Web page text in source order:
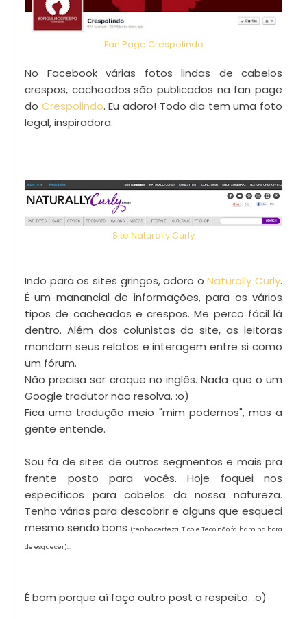
Fan Page Crespolindo
No Facebook várias fotos lindas de cabelos
crespos, cacheados são publicados na fan page
do Crespolindo. Eu adoro! Todo dia tem uma foto
legal, inspiradora.
Site Naturally Curly
Indo para os sites gringos, adoro oNaturally Curly.
É um manancial de informações, para os vários
tipos de cacheados e crespos. Me perco fácil lá
dentro. Além dos colunistas do site, as leitoras
mandam seus relatos e interagem entre si como
um fórum.
Não precisa ser craque no inglês. Nada que o um
Google tradutor não resolva. :o)
Fica uma tradução meio "mim podemos", mas a
gente entende.
Sou fã de sites de outros segmentos e mais pra
frente posto para vocês. Hoje foquei nos
específicos para cabelos da nossa natureza.
Tenho vários para descobrir e alguns que esqueci
mesmo sendo bons (tenho certeza. Tico e Teco não falham na hora
de esquecer)...
É bom porque aí faço outro post a respeito. :o)